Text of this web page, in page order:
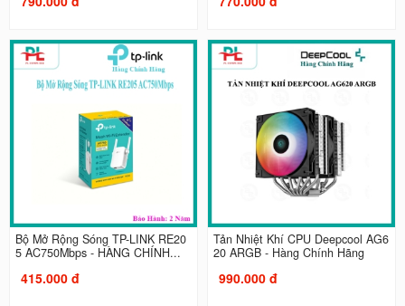
Bộ Mở Rộng Sóng TP-LINK RE20
5 AC750Mbps - HÀNG CHÍNH...
415.000 đ
Tản Nhiệt Khí CPU Deepcool AG6
20 ARGB - Hàng Chính Hãng
990.000 đ